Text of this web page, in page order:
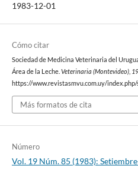
1983-12-01
Cómo citar
Sociedad de Medicina Veterinaria del
Área de la Leche. Veterinaria (Montevideo), 19
https://www.revistasmvu.com.uy/
Más formatos de cita
Número
Vol. 19 Núm. 85 (1983):